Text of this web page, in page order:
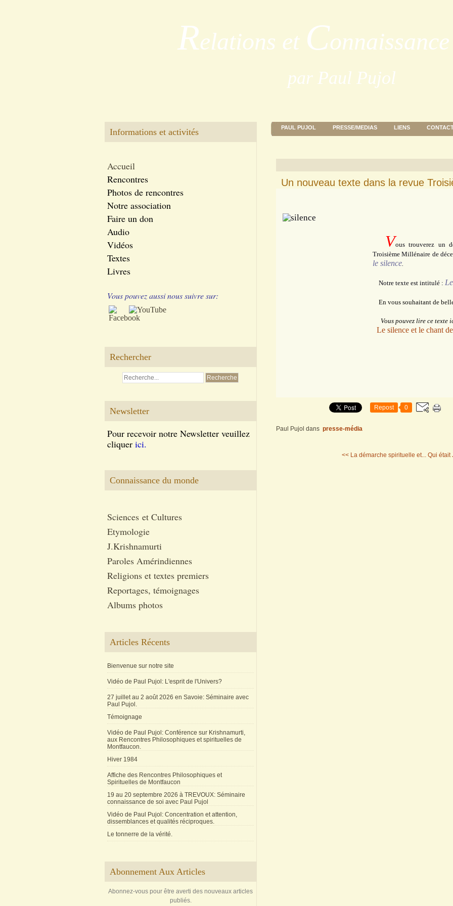
Relations et C
par Paul Pujol
Informations et activités
Accueil
Rencontres
Photos de rencontres
Notre association
Faire un don
Audio
Vidéos
Textes
Livres
Vous pouvez aussi nous suivre sur:
Rechercher
Newsletter
Pour recevoir notre Newsletter veuillez
cliquer ici.
Connaissance du monde
Sciences et Cultures
Etymologie
J.Krishnamurti
Paroles Amérindiennes
Religions et textes premiers
Reportages, témoignages
Albums photos
Articles Récents
Bienvenue sur notre site
Vidéo de Paul Pujol: L'esprit de l'Univers?
27 juillet au 2 août 2026 en Savoie: Séminaire avec
Paul Pujol.
Témoignage
Vidéo de Paul Pujol: Conférence sur Krishnamurti,
aux Rencontres Philosophiques et spirituelles de
Montfaucon.
Hiver 1984
Affiche des Rencontres Philosophiques et
Spirituelles de Montfaucon
19 au 20 septembre 2026 à TREVOUX: Séminaire
connaissance de soi avec Paul Pujol
Vidéo de Paul Pujol: Concentration et attention,
dissemblances et qualités réciproques.
Le tonnerre de la vérité.
Abonnement Aux Articles
Abonnez-vous pour être averti des nouveaux articles
publiés.
PAUL PUJOL PRESSE/MEDIAS LIENS
Un nouveau texte dans la revue
Vous trouverez un
Troisième Millénaire de
le silence.
Notre texte est intitulé :
En vous souhaitant de
Vous pouvez lire ce texte
Le silence et le chant
Repost 0
Paul Pujol dans presse-média
<< La démarche spirituelle et... Qui était